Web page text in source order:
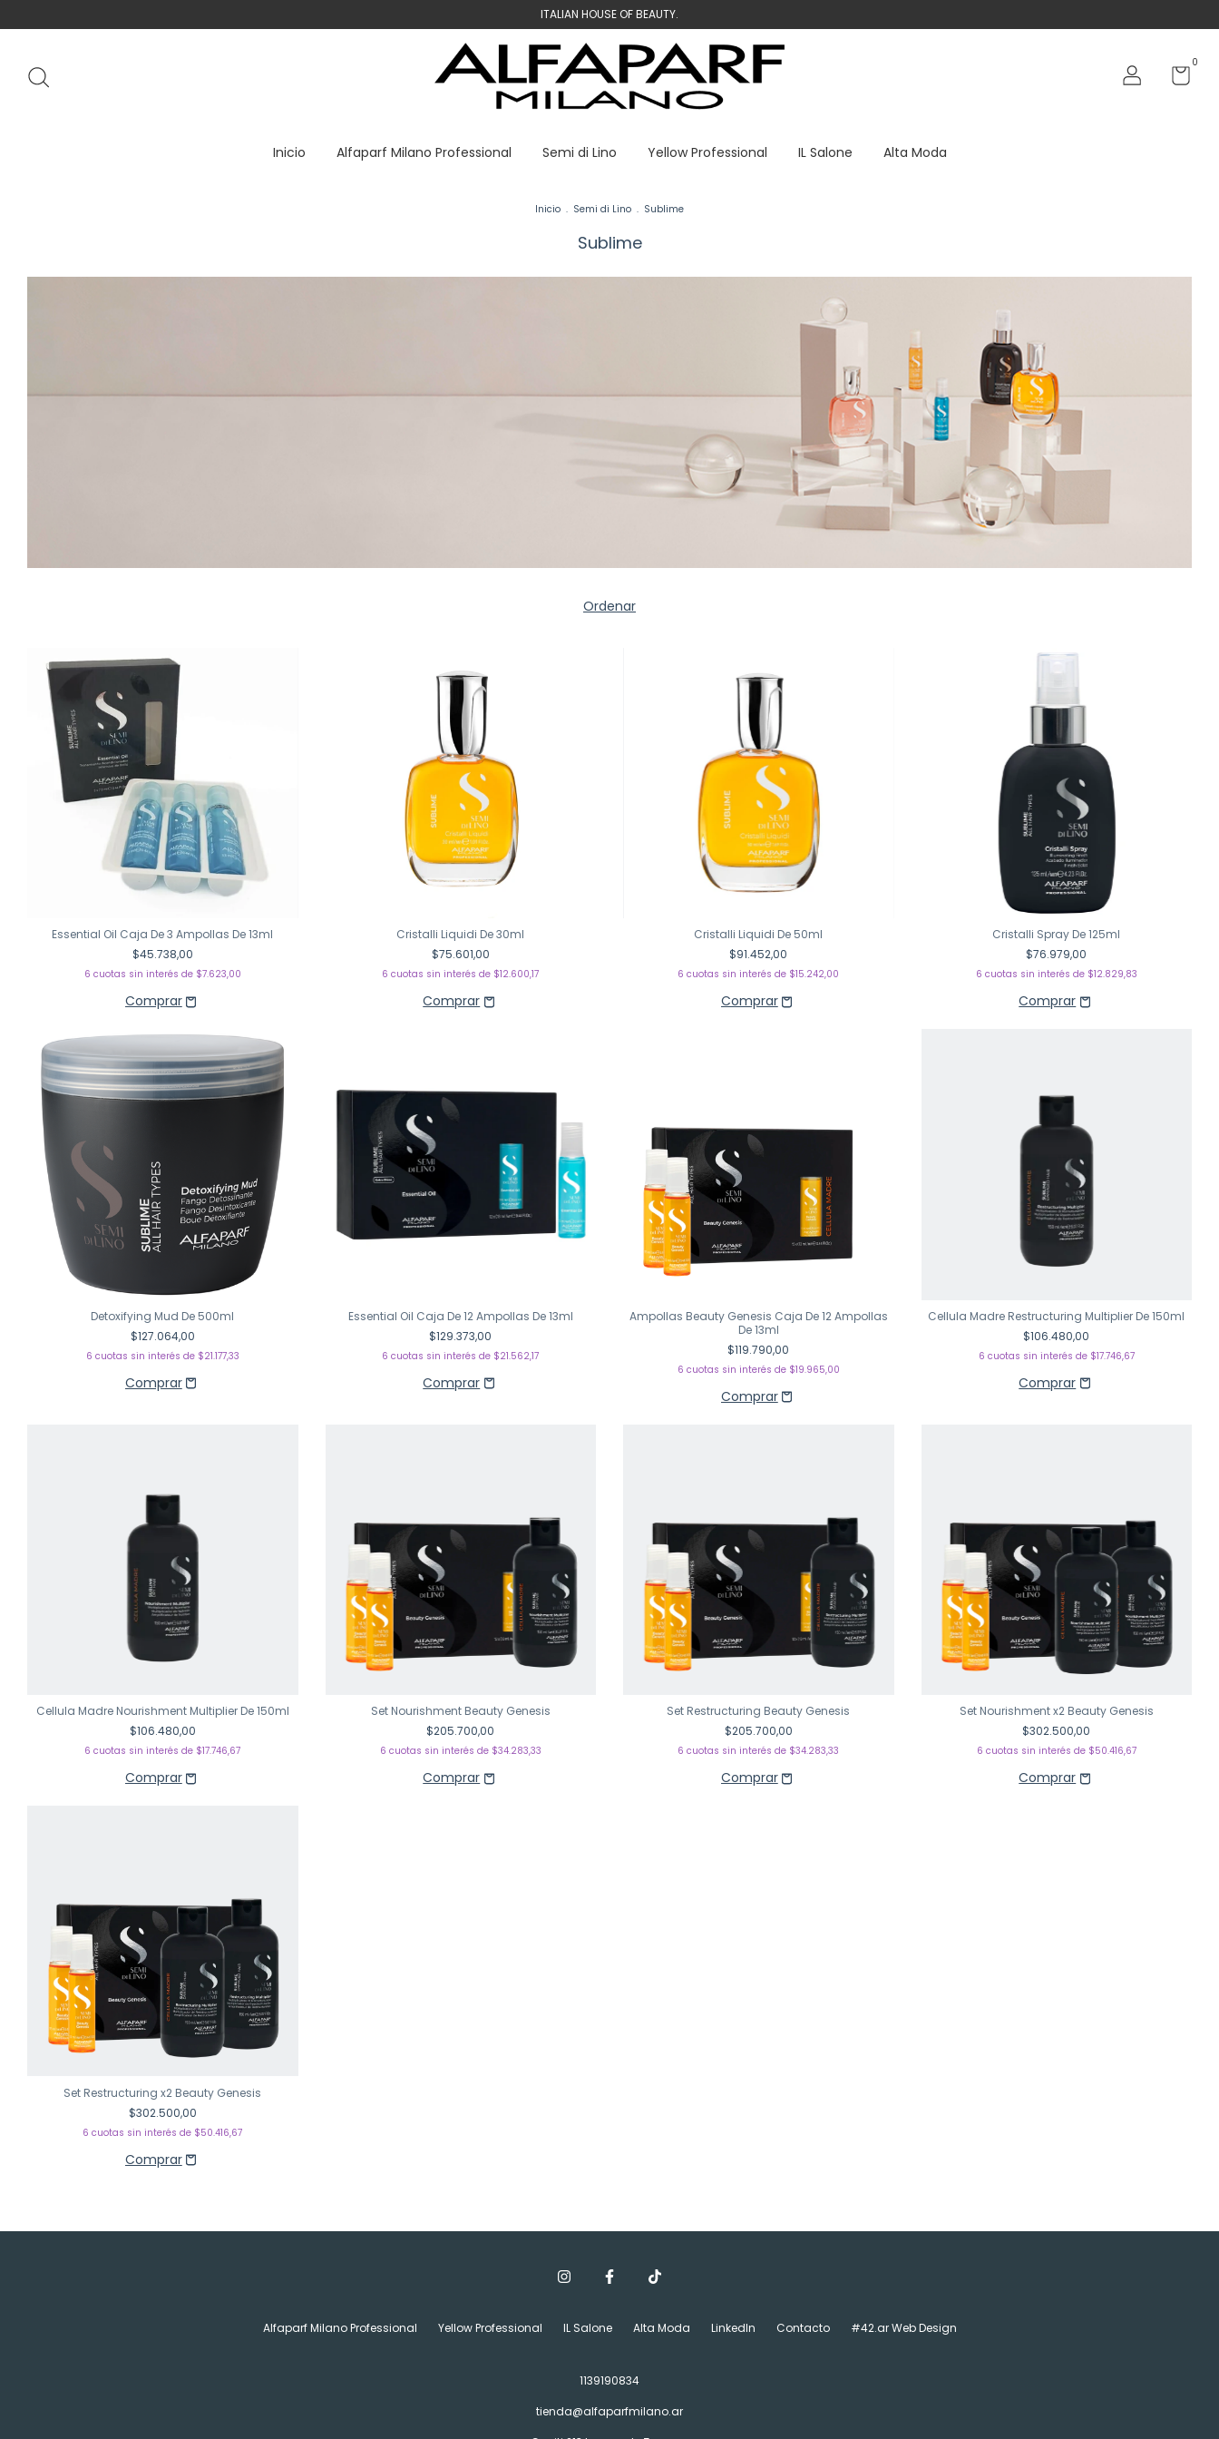
ITALIAN HOUSE OF BEAUTY.
0
Inicio Alfaparf Milano Professional Semi di Lino Yellow Professional IL Salone Alta Moda
Inicio . Semi di Lino . Sublime
Sublime
Ordenar
Essential Oil Caja De 3 Ampollas De 13ml
$45.738,00
6 cuotas sin interés de $7.623,00
Cristalli Liquidi De 30ml
$75.601,00
6 cuotas sin interés de $12.600,17
Cristalli Liquidi De 50ml
$91.452,00
6 cuotas sin interés de $15.242,00
Cristalli Spray De 125ml
$76.979,00
6 cuotas sin interés de $12.829,83
Detoxifying Mud De 500ml
$127.064,00
6 cuotas sin interés de $21.177,33
Essential Oil Caja De 12 Ampollas De 13ml
$129.373,00
6 cuotas sin interés de $21.562,17
Ampollas Beauty Genesis Caja De 12 Ampollas
De 13ml
$119.790,00
6 cuotas sin interés de $19.965,00
Cellula Madre Restructuring Multiplier De 150ml
$106.480,00
6 cuotas sin interés de $17.746,67
Cellula Madre Nourishment Multiplier De 150ml
$106.480,00
6 cuotas sin interés de $17.746,67
Set Nourishment Beauty Genesis
$205.700,00
6 cuotas sin interés de $34.283,33
Set Restructuring Beauty Genesis
$205.700,00
6 cuotas sin interés de $34.283,33
Set Nourishment x2 Beauty Genesis
$302.500,00
6 cuotas sin interés de $50.416,67
Set Restructuring x2 Beauty Genesis
$302.500,00
6 cuotas sin interés de $50.416,67
Alfaparf Milano Professional Yellow Professional IL Salone Alta Moda LinkedIn Contacto #42.ar Web Design
1139190834
tienda@alfaparfmilano.ar